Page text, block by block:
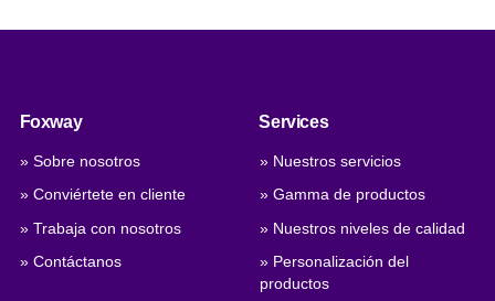
Foxway
» Sobre nosotros
» Conviértete en cliente
» Trabaja con nosotros
» Contáctanos
Services
» Nuestros servicios
» Gamma de productos
» Nuestros niveles de calidad
» Personalización del
productos